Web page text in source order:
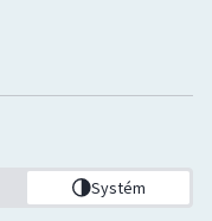
Systém